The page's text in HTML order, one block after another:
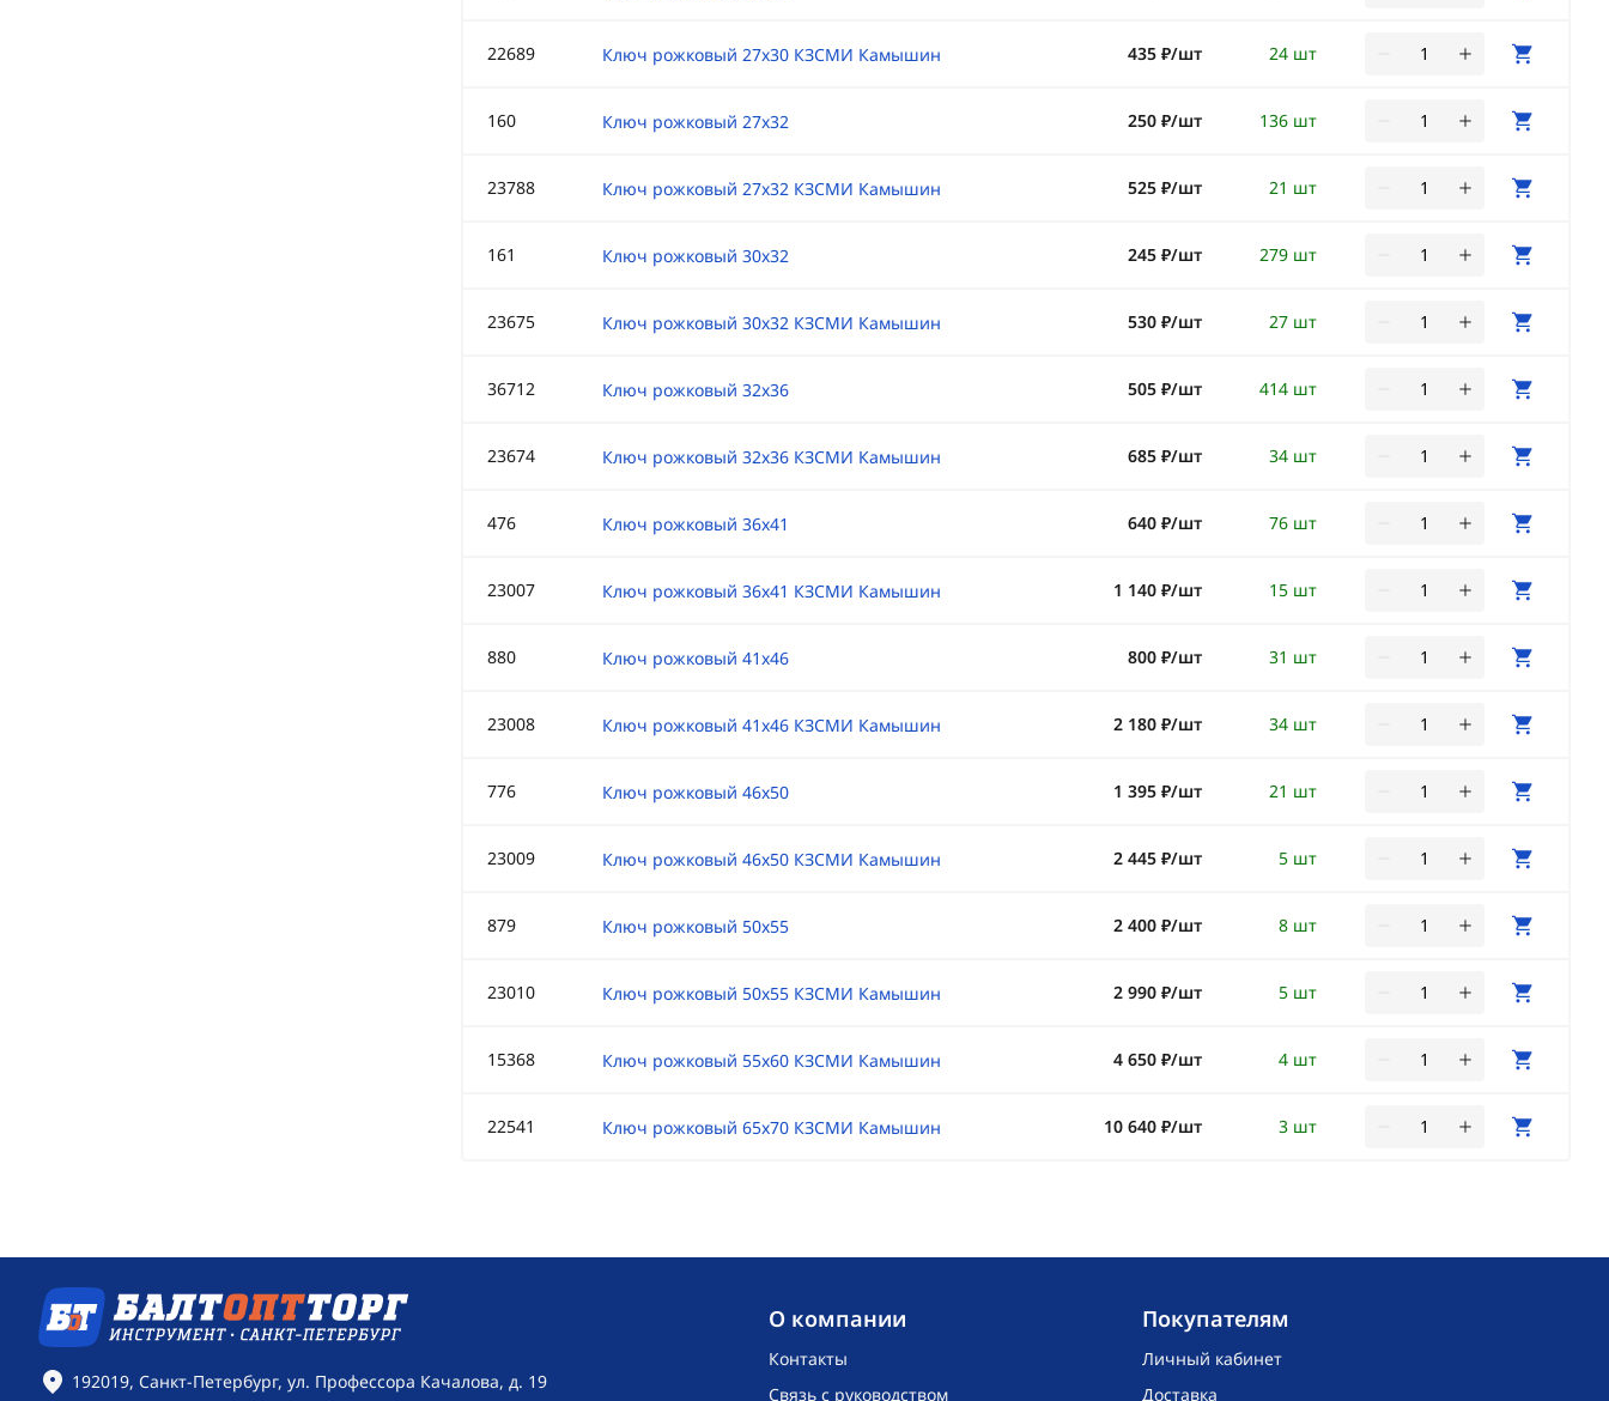
22689 Ключ рожковый 27х30 КЗСМИ Камышин 24 шт
435 ₽/шт
160 Ключ рожковый 27х32 136 шт
250 ₽/шт
23788 Ключ рожковый 27х32 КЗСМИ Камышин 21 шт
525 ₽/шт
161 Ключ рожковый 30х32 279 шт
245 ₽/шт
23675 Ключ рожковый 30х32 КЗСМИ Камышин 27 шт
530 ₽/шт
36712 Ключ рожковый 32х36 414 шт
505 ₽/шт
23674 Ключ рожковый 32х36 КЗСМИ Камышин 34 шт
685 ₽/шт
476 Ключ рожковый 36х41 76 шт
640 ₽/шт
23007 Ключ рожковый 36х41 КЗСМИ Камышин 15 шт
1 140 ₽/шт
880 Ключ рожковый 41х46 31 шт
800 ₽/шт
23008 Ключ рожковый 41х46 КЗСМИ Камышин 34 шт
2 180 ₽/шт
776 Ключ рожковый 46х50 21 шт
1 395 ₽/шт
23009 Ключ рожковый 46х50 КЗСМИ Камышин 5 шт
2 445 ₽/шт
879 Ключ рожковый 50х55 8 шт
2 400 ₽/шт
23010 Ключ рожковый 50х55 КЗСМИ Камышин 5 шт
2 990 ₽/шт
15368 Ключ рожковый 55х60 КЗСМИ Камышин 4 шт
4 650 ₽/шт
22541 Ключ рожковый 65х70 КЗСМИ Камышин 3 шт
10 640 ₽/шт
O компании
Контакты
Связь с руководством
Покупателям
Личный кабинет
Доставка
Контактная информация
192019, Санкт-Петербург, ул. Профессора Качалова, д. 19